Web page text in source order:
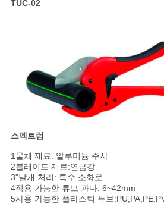
TUC-02
스펙트럼
1물체 재료: 알루미늄 주사
2블레이드 재료:연금강
3"날개 처리: 특수 소화로
4적용 가능한 튜브 과다: 6~42mm
5사용 가능한 플라스틱 튜브